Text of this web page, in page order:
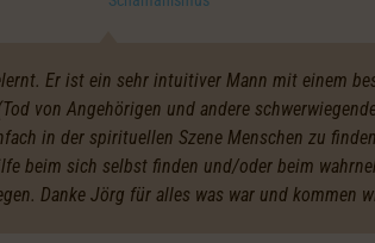
Er ist ein sehr intuitiver Mann mit einem
von Angehörigen und andere
in der spirituellen Szene Menschen zu
beim sich selbst finden und/oder beim
Danke Jörg für alles was war und kommen